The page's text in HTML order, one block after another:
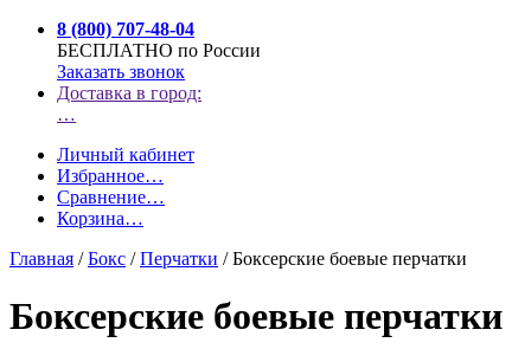
8 (800) 707-48-04
БЕСПЛАТНО по России
Заказать звонок
Доставка в город:
…
Личный кабинет
Избранное…
Сравнение…
Корзина…
Главная /Бокс /Перчатки /Боксерские боевые перчатки
Боксерские боевые перчатки